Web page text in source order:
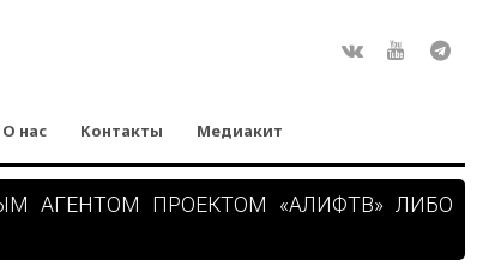
О нас Контакты Медиакит
АГЕНТОМ ПРОЕКТОМ «АЛИФТВ» ЛИБО